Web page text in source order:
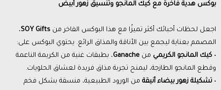
بوكس هدية فاخرة مع كيك المانجو وتنسيق زهور أبيض
اجعل لحظات أحبائك أكثر تميزًا مع هذا البوكس الفاخر من SOY Gifts،
المصمم بعناية ليجمع بين الأناقة والمذاق الرائع. يحتوي البوكس على:
• كيك المانجو الكريمي من Ganache، بطبقات غنية من الكريمة الناعمة
وقطع المانجو الطازجة، ليمنح تجربة مذاق فريدة لعشاق الحلويات.
• تشكيلة زهور بيضاء أنيقة من الورود الطبيعية، منسقة بشكل فخم